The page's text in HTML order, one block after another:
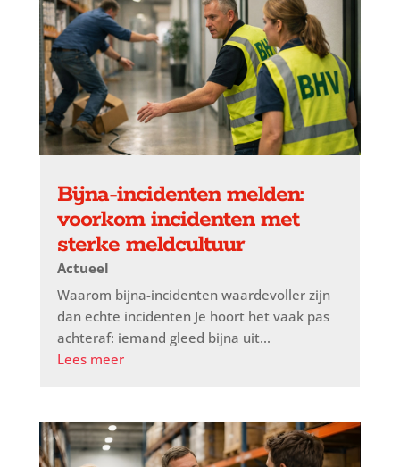
Bijna-incidenten melden:
voorkom incidenten met
sterke meldcultuur
Actueel
Waarom bijna-incidenten waardevoller zijn
dan echte incidenten Je hoort het vaak pas
achteraf: iemand gleed bijna uit...
Lees meer